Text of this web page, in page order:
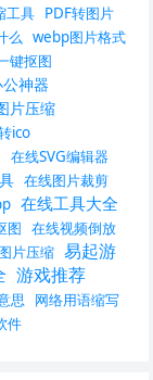
工具 PDF转图片
么 webp图片格式
键抠图
公神器
片压缩
ico
在线SVG编辑器
在线图片裁剪
在线工具大全
图 在线视频倒放
片压缩 易起游
游戏推荐
思
网络用语缩写
件